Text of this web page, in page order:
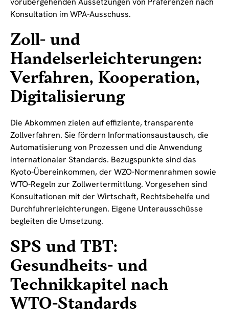
Konsultation im WPA-Ausschuss.
Zoll- und
Handelserleichterungen:
Verfahren, Kooperation,
Digitalisierung
Die Abkommen zielen auf effiziente, transparente
Zollverfahren. Sie fördern Informationsaustausch, die
Automatisierung von Prozessen und die Anwendung
internationaler Standards. Bezugspunkte sind das
Kyoto-Übereinkommen, der WZO-Normenrahmen sowie
WTO-Regeln zur Zollwertermittlung. Vorgesehen sind
Konsultationen mit der Wirtschaft, Rechtsbehelfe und
Durchfuhrerleichterungen. Eigene Unterausschüsse
begleiten die Umsetzung.
SPS und TBT:
Gesundheits- und
Technikkapitel nach
WTO-Standards